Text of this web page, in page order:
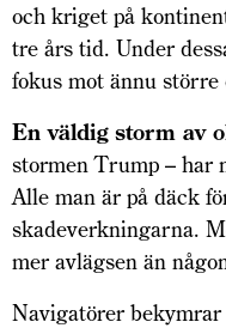
och kriget på
tre års tid. Under
fokus mot ännu större
En väldig storm av
stormen Trump – har
Alle man är på däck
skadeverkningarna.
mer avlägsen än
Navigatörer